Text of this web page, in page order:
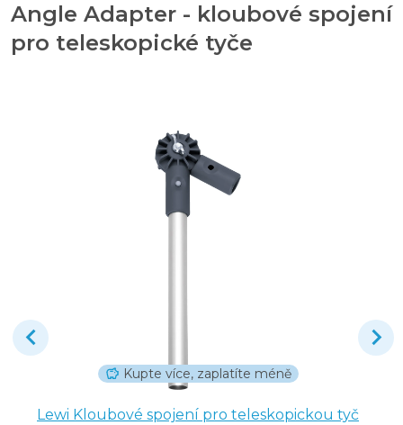
Angle Adapter - kloubové spojení
pro teleskopické tyče
Kupte více, zaplatíte méně
Lewi Kloubové spojení pro teleskopickou tyč